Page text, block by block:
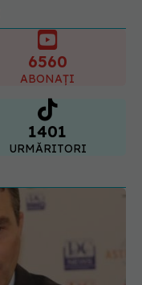
6560
ABONAȚI
1401
URMĂRITORI